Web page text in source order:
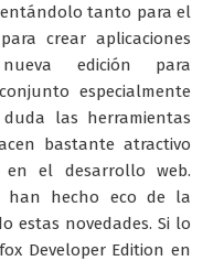
tanto para el
crear aplicaciones
edición para
especialmente
las herramientas
bastante atractivo
el desarrollo web.
han hecho eco de la
estas novedades. Si lo
Developer Edition en